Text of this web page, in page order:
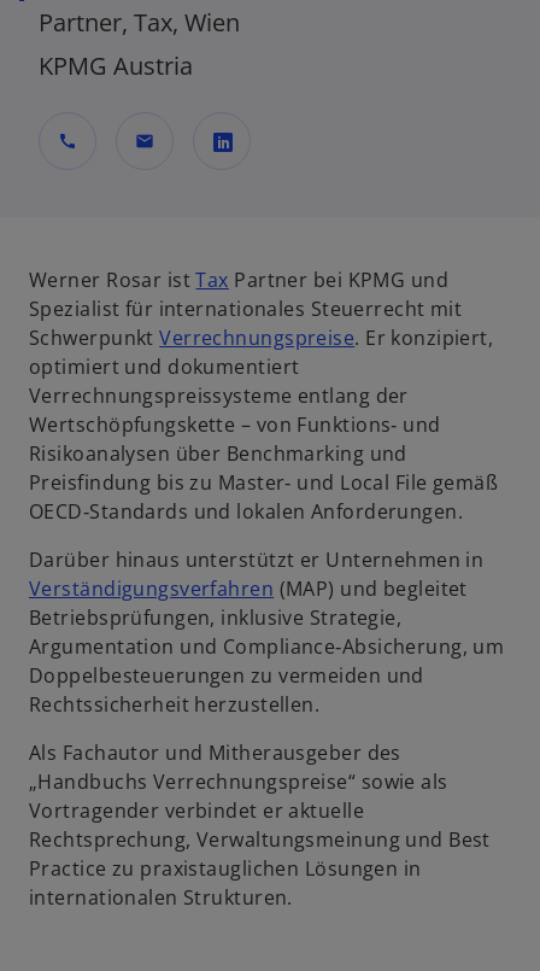
Partner, Tax, Wien
KPMG Austria
call mail
d
i
n
e
i
n
e
r
n
u
e
n
R
e
g
t
e
r
k
Werner Rosar istTax Partner bei KPMG und
Spezialist für internationales Steuerrecht mit
SchwerpunktVerrechnungspreise. Er konzipiert,
optimiert und dokumentiert
Verrechnungspreissysteme entlang der
Wertschöpfungskette – von Funktions‑ und
Risikoanalysen über Benchmarking und
Preisfindung bis zu Master‑ und Local File gemäß
OECD‑Standards und lokalen Anforderungen.
Darüber hinaus unterstützt er Unternehmen in
Verständigungsverfahren (MAP) und begleitet
Betriebsprüfungen, inklusive Strategie,
Argumentation und Compliance‑Absicherung, um
Doppelbesteuerungen zu vermeiden und
Rechtssicherheit herzustellen.
Als Fachautor und Mitherausgeber des
„Handbuchs Verrechnungspreise“ sowie als
Vortragender verbindet er aktuelle
Rechtsprechung, Verwaltungsmeinung und Best
Practice zu praxistauglichen Lösungen in
internationalen Strukturen.